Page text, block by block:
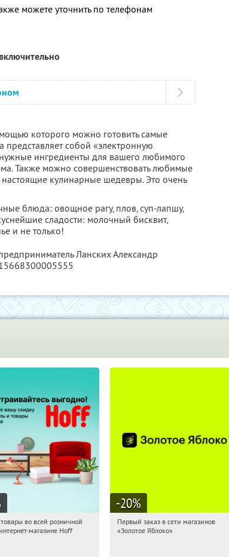
можете уточнить по телефонам
которого можно готовить самые
собой «электронную
ингредиенты для вашего любимого
Также можно совершенствовать любимые
настоящие кулинарные шедевры. Это очень
блюда: овощное рагу, плов, суп-лапшу,
сладости: молочный бисквит,
и не только!
Ланских Александр
Получили:
во всей розничной
магазине Hoff
-20%
03:53:22
Получи первым!
Первый заказ в сети магазинов
«Золотое Яблоко»